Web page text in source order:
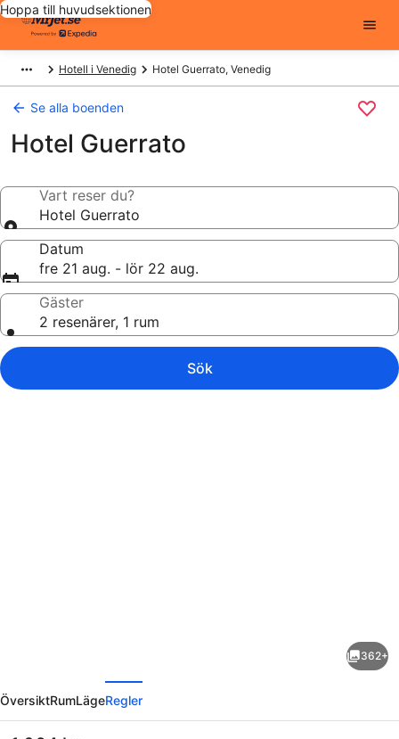
Hoppa till huvudsektionen
Hotell i Venedig Hotel Guerrato, Venedig
Se alla boenden
Hotel Guerrato
Vart reser du?
Hotel Guerrato
Datum
fre 21 aug. - lör 22 aug.
Gäster
2 resenärer, 1 rum
Sök
362+
ÖversiktRumLägeRegler